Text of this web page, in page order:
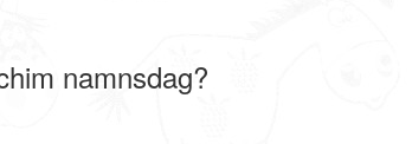
namnsdag?